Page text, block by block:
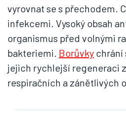
vyrovnat se s přechodem.
infekcemi. Vysoký obsah
organismus před volnými
bakteriemi. Borůvky chrání
jejich rychlejší regeneraci
respiračních a zánětlivých